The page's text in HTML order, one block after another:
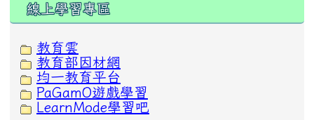
線上學習專區
教育雲
教育部因材網
均一教育平台
PaGamO遊戲學習
LearnMode學習吧